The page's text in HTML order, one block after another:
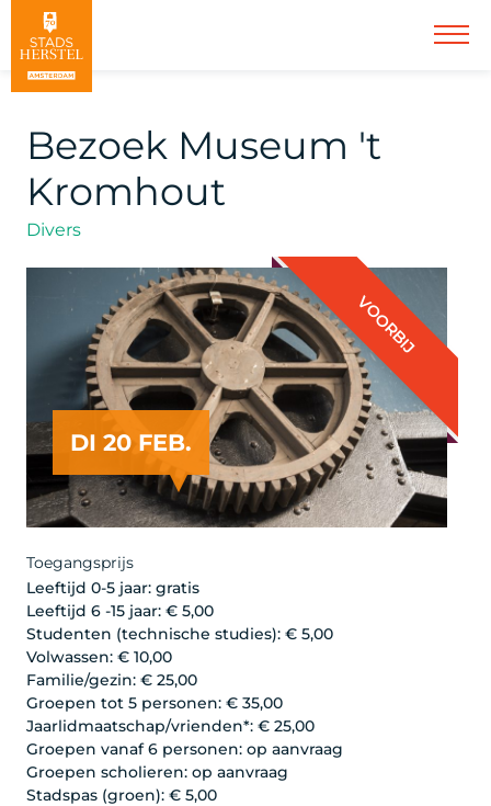
Bezoek Museum 't
Kromhout
Divers
DI 20 FEB.
VOORBIJ
Toegangsprijs
Leeftijd 0-5 jaar: gratis
Leeftijd 6 -15 jaar: € 5,00
Studenten (technische studies): € 5,00
Volwassen: € 10,00
Familie/gezin: € 25,00
Groepen tot 5 personen: € 35,00
Jaarlidmaatschap/vrienden*: € 25,00
Groepen vanaf 6 personen: op aanvraag
Groepen scholieren: op aanvraag
Stadspas (groen): € 5,00